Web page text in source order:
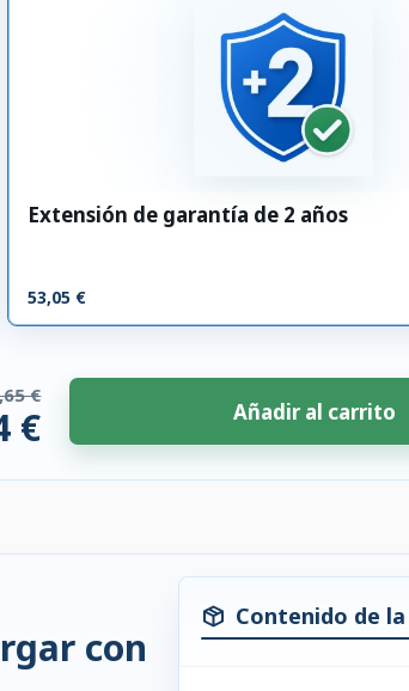
Extensión de garantía de 2 años
53,05 €
€
€ Añadir al carrito
con
Contenido de